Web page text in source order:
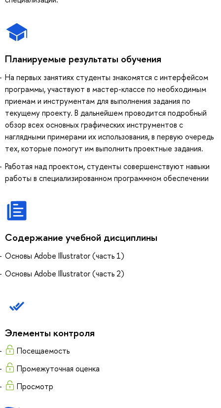
Планируемые результаты обучения
На первых занятиях студенты знакомятся с интерфейсом
программы, участвуют в мастер-классе по необходимым
приемам и инструментам для выполнения задания по
текущему проекту. В дальнейшем проводится подробный
обзор всех основных графических инструментов с
наглядными примерами их использования, в первую очередь
тех, которые помогут им выполнить проектные задания.
Работая над проектом, студенты совершенствуют навыки
работы в специализированном программном обеспечении
Содержание учебной дисциплины
Основы Adobe Illustrator (часть 1)
Основы Adobe Illustrator (часть 2)
Элементы контроля
Посещаемость
Промежуточная оценка
Просмотр